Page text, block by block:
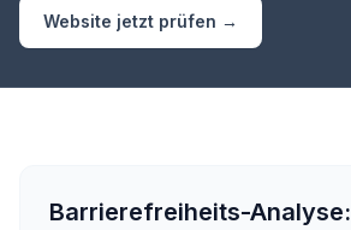
Website jetzt prüfen →
Barrierefreiheits-Analyse: